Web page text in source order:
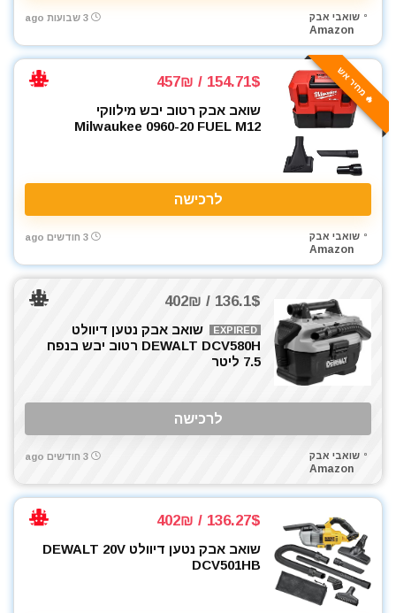
ביטים
ביטים, מקדחים ובוקסות
גוזם גדר חיה
גנרטורים ותחנות כח
דיבלים וברגים
חומרי הדבקה ואיטום
חומרי ניקוי
חרמש
כלי גינון
כלי מדידה
כלי שינוע ועגלות
כליבות בורג
כליבות וקלאמרות
כליבות מהירות
כלים ידניים
כלים לחשמלאים
כרסומים לטרימר / ראוטר
לרכב
מאוורר טכני
מברגונים נטענים
מברגות מקדחות ומברגונים
שואבי אבק
Amazon
3 שבועות ago
🔥 מחיר אש 154.71$ / 457₪
שואב אבק רטוב יבש מילווקי
Milwaukee 0960-20 FUEL M12
לרכישה
שואבי אבק
Amazon
3 חודשים ago
136.1$ / 402₪
EXPIRED
שואב אבק נטען דיוולט
DEWALT DCV580H רטוב יבש בנפח
7.5 ליטר
לרכישה
שואבי אבק
Amazon
3 חודשים ago
136.27$ / 402₪
שואב אבק נטען דיוולט DEWALT 20V
DCV501HB